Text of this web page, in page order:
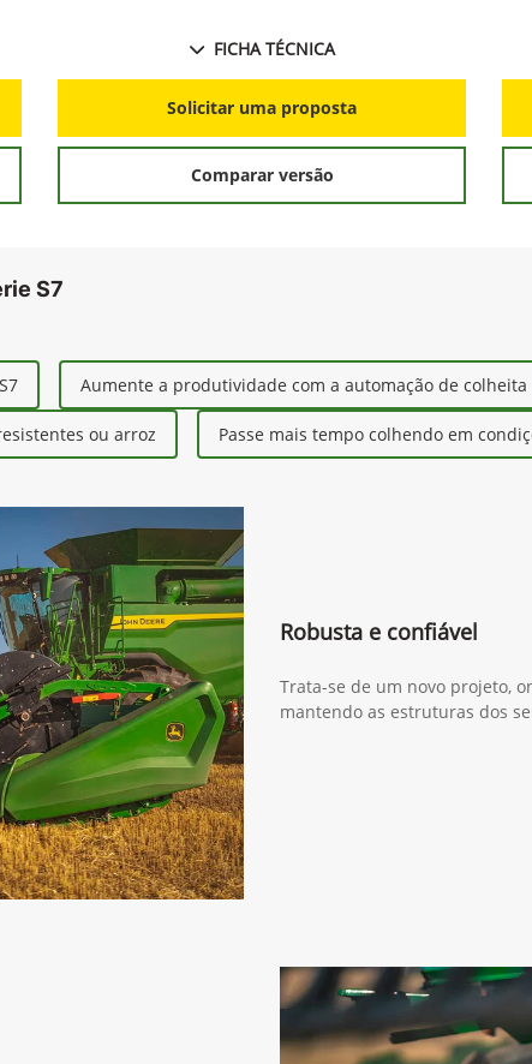
FICHA TÉCNICA
Solicitar uma proposta
Comparar versão
S7
Aumente a produtividade com a automação de colheita
ou arroz Passe mais tempo colhendo em
Robusta e confiável
Trata-se de um novo projeto,
mantendo as estruturas dos